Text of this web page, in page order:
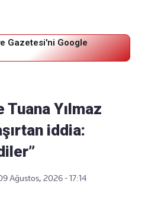
Gazetesi'ni Google
Tuana Yılmaz
iddia:
Ağustos, 2026 - 17:14